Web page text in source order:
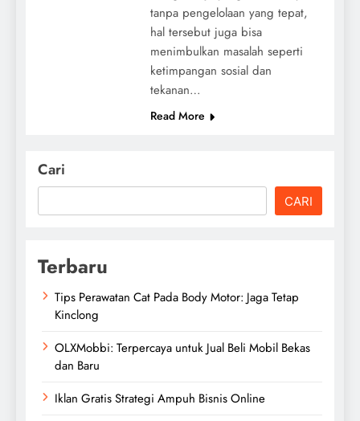
tanpa pengelolaan yang tepat,
hal tersebut juga bisa
menimbulkan masalah seperti
ketimpangan sosial dan
tekanan…
Read More
Cari
CARI
Terbaru
Tips Perawatan Cat Pada Body Motor: Jaga Tetap
Kinclong
OLXMobbi: Terpercaya untuk Jual Beli Mobil Bekas
dan Baru
Iklan Gratis Strategi Ampuh Bisnis Online